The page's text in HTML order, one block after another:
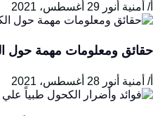
أمنية أنور 29 أغسطس، 2021
ومعلومات مهمة حول
أمنية أنور 28 أغسطس، 2021